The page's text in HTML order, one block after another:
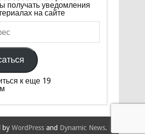
получать уведомления
на сайте
к еще 19
byWordPress and Dynamic News.